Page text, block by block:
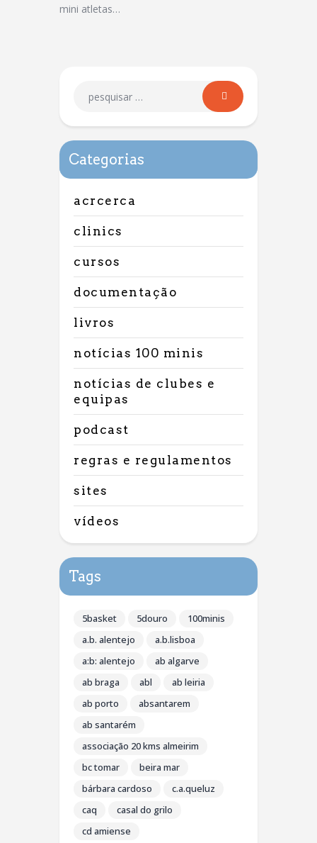
mini atletas…
Categorias
acrcerca
clinics
cursos
documentação
livros
notícias 100 minis
notícias de clubes e
equipas
podcast
regras e regulamentos
sites
vídeos
Tags
5basket 5douro
100minis
a.b. alentejo
a.b.lisboa
a:b: alentejo
ab algarve
ab braga
abl
ab leiria
ab porto
absantarem
ab santarém
associação 20 kms almeirim
bc tomar
beira mar
bárbara cardoso
c.a.queluz
caq
casal do grilo
cd amiense